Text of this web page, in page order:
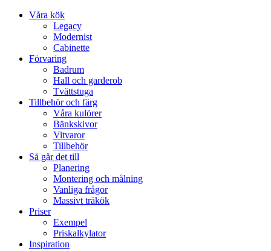
Våra kök
Legacy
Modernist
Cabinette
Förvaring
Badrum
Hall och garderob
Tvättstuga
Tillbehör och färg
Våra kulörer
Bänkskivor
Vitvaror
Tillbehör
Så går det till
Planering
Montering och målning
Vanliga frågor
Massivt träkök
Priser
Exempel
Priskalkylator
Inspiration